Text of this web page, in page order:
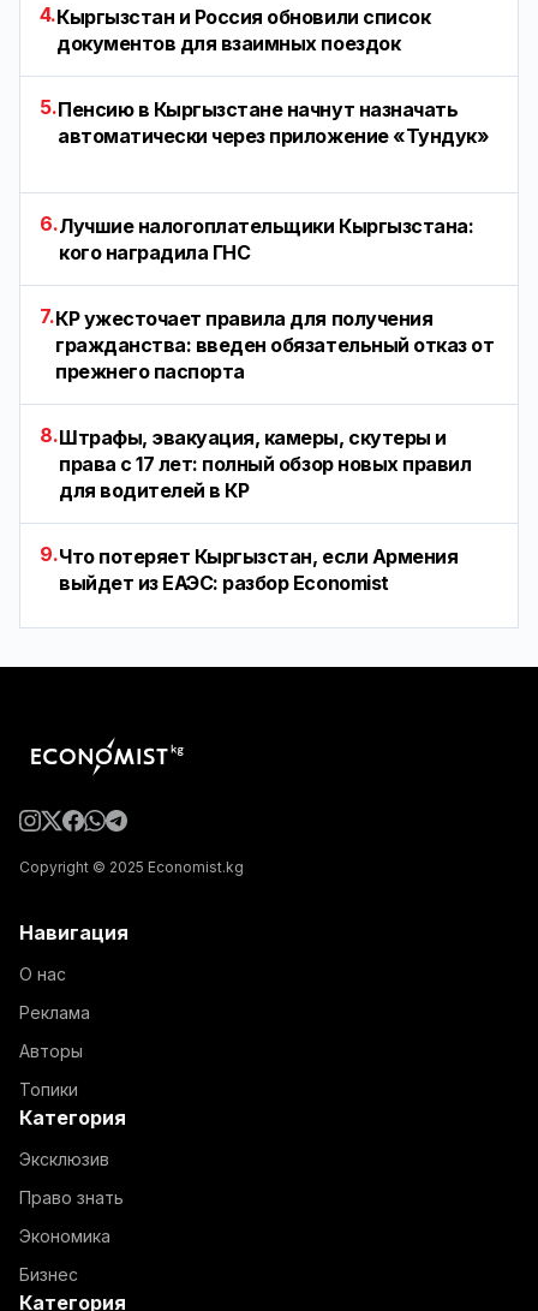
4.Кыргызстан и Россия обновили список
документов для взаимных поездок
5.Пенсию в Кыргызстане начнут назначать
автоматически через приложение «Тундук»
6.Лучшие налогоплательщики Кыргызстана:
кого наградила ГНС
7.КР ужесточает правила для получения
гражданства: введен обязательный отказ от
прежнего паспорта
8.Штрафы, эвакуация, камеры, скутеры и
права с 17 лет: полный обзор новых правил
для водителей в КР
9.Что потеряет Кыргызстан, если Армения
выйдет из ЕАЭС: разбор Economist
Copyright © 2025 Economist.kg
Навигация
О нас
Реклама
Авторы
Топики
Категория
Эксклюзив
Право знать
Экономика
Бизнес
Категория